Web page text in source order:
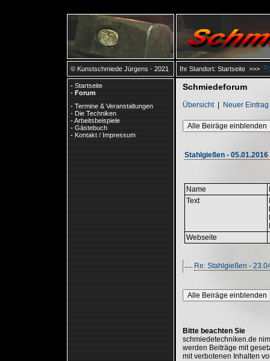
© Kunstschmiede Jürgens - 2021 Ihr Standort:Startseite>>>
-Startseite
-Forum
-Termine & Veranstaltungen
-Die Techniken
-Arbeitsbeispiele
-Gästebuch
-Kontakt / Impressum
Schmiedeforum
Übersicht| Neuer Eintrag
Alle Beiräge einblenden
Stahlgießen -
Name
Text
Webseite
Re: Stahlgießen -
Alle Beiräge einblenden
Bitte beachten Sie
schmiedetechniken.de
werden Beiträge mit
mit verbotenen Inhalten